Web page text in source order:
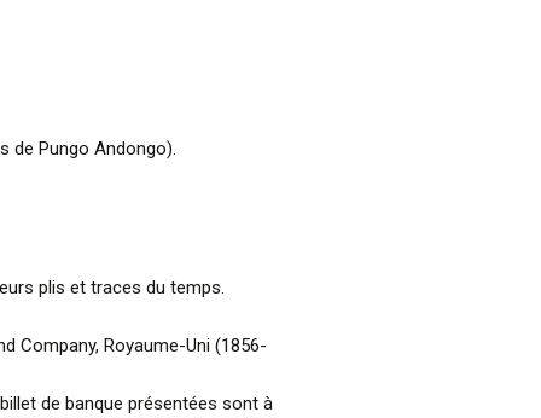
de Pungo Andongo).
plis et traces du temps.
Company, Royaume-Uni (1856-
de banque présentées sont à